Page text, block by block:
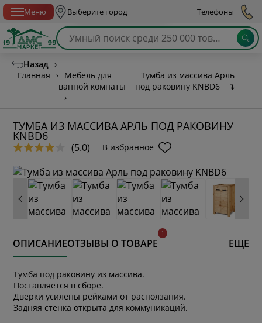
Меню Выберите город Телефоны
Назад ›
Главная
›
Мебель для
ванной комнаты
›
Тумба из массива Арль
под раковину KNBD6
↴
ТУМБА ИЗ МАССИВА АРЛЬ ПОД РАКОВИНУ
KNBD6
(5.0) В избранное
ОПИСАНИЕОТЗЫВЫ О ТОВАРЕ ЕЩЕ
Тумба под раковину из массива.
Поставляется в сборе.
Дверки усилены рейками от расползания.
Задняя стенка открыта для коммуникаций.